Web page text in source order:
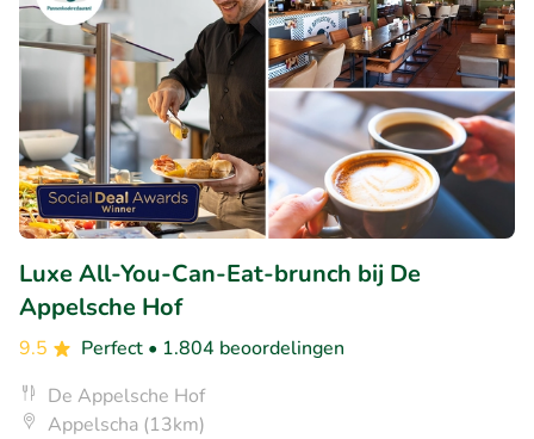
Luxe All-You-Can-Eat-brunch bij De
Appelsche Hof
9.5 Perfect • 1.804 beoordelingen
De Appelsche Hof
Appelscha (13km)